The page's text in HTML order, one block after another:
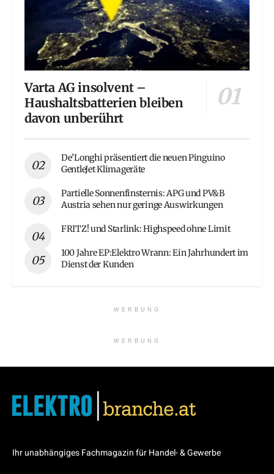
Varta AG insolvent –
Haushaltsbatterien bleiben
davon unberührt
De’Longhi präsentiert die neuen Pinguino
GentleJet Klimageräte
Partielle Sonnenfinsternis: APG und PV&B
Austria sehen nur geringe Auswirkungen
FRITZ! und Starlink: Highspeed ohne Limit
100 Jahre EP:Elektro Wrann: Ein Jahrhundert im
Dienst der Kunden
WERBUNG
WERBUNG
Ihr unabhängiges Fachmagazin für Handel- & Gewerbe